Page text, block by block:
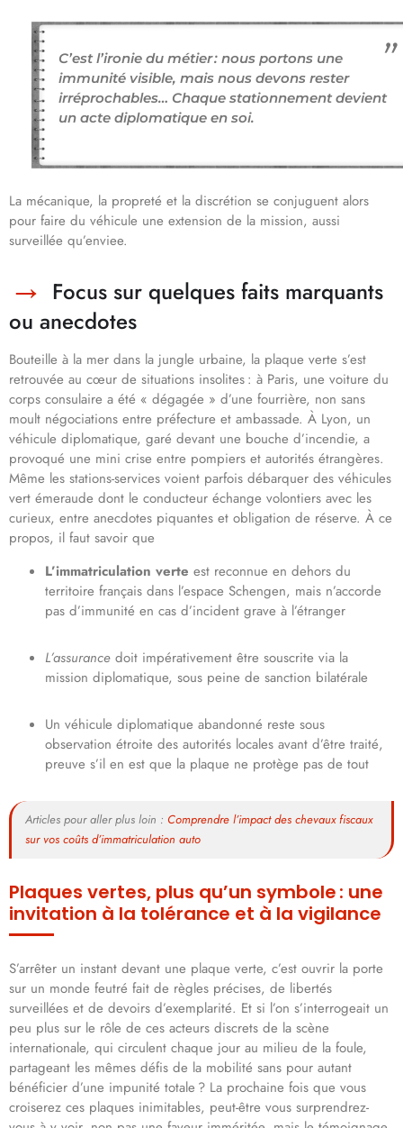
C’est l’ironie du métier : nous portons une
immunité visible, mais nous devons rester
irréprochables… Chaque stationnement devient
un acte diplomatique en soi.
La mécanique, la propreté et la discrétion se conjuguent alors
pour faire du véhicule une extension de la mission, aussi
surveillée qu’enviee.
Focus sur quelques faits marquants
ou anecdotes
Bouteille à la mer dans la jungle urbaine, la plaque verte s’est
retrouvée au cœur de situations insolites : à Paris, une voiture du
corps consulaire a été « dégagée » d’une fourrière, non sans
moult négociations entre préfecture et ambassade. À Lyon, un
véhicule diplomatique, garé devant une bouche d’incendie, a
provoqué une mini crise entre pompiers et autorités étrangères.
Même les stations-services voient parfois débarquer des véhicules
vert émeraude dont le conducteur échange volontiers avec les
curieux, entre anecdotes piquantes et obligation de réserve. À ce
propos, il faut savoir que
L’immatriculation verte est reconnue en dehors du
territoire français dans l’espace Schengen, mais n’accorde
pas d’immunité en cas d’incident grave à l’étranger
L’assurance doit impérativement être souscrite via la
mission diplomatique, sous peine de sanction bilatérale
Un véhicule diplomatique abandonné reste sous
observation étroite des autorités locales avant d’être traité,
preuve s’il en est que la plaque ne protège pas de tout
Articles pour aller plus loin : Comprendre l’impact des chevaux fiscaux
sur vos coûts d’immatriculation auto
Plaques vertes, plus qu’un symbole : une
invitation à la tolérance et à la vigilance
S’arrêter un instant devant une plaque verte, c’est ouvrir la porte
sur un monde feutré fait de règles précises, de libertés
surveillées et de devoirs d’exemplarité. Et si l’on s’interrogeait un
peu plus sur le rôle de ces acteurs discrets de la scène
internationale, qui circulent chaque jour au milieu de la foule,
partageant les mêmes défis de la mobilité sans pour autant
bénéficier d’une impunité totale ? La prochaine fois que vous
croiserez ces plaques inimitables, peut-être vous surprendrez-